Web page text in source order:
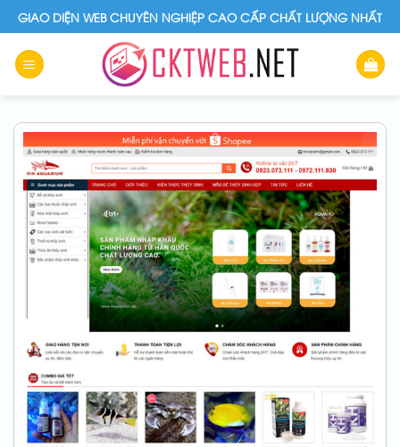
Skip
to
content
GIAO DIỆN WEB CHUYÊN NGHIỆP CAO CẤP CHẤT LƯỢNG NHẤT